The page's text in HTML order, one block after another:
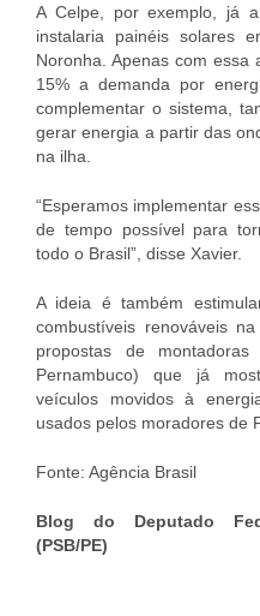
A Celpe, por exemplo, já
instalaria painéis solares
Noronha. Apenas com
15% a demanda por
complementar o sistema,
gerar energia a partir das
na ilha.
“Esperamos implementar
de tempo possível para
todo o Brasil”, disse Xavier.
A ideia é também
combustíveis renováveis
propostas de
Pernambuco) que já
veículos movidos à
usados pelos moradores de
Fonte: Agência Brasil
Blog do Deputado
(PSB/PE)